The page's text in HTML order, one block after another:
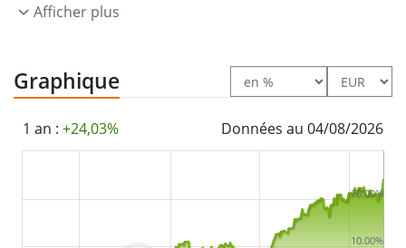
mars 2024 et est
Afficher plus
Graphique
1 an : +24,03% Données au 04/08/2026
10.00%
20.00%